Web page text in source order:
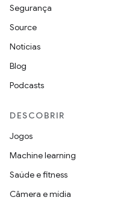
Segurança
Source
Notícias
Blog
Podcasts
DESCOBRIR
Jogos
Machine learning
Saúde e fitness
Câmera e mídia